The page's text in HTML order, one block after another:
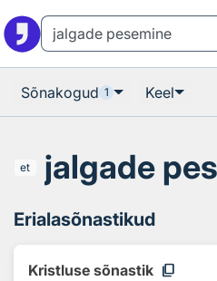
Sõnakogud 1 Keel
et jalgade
Erialasõnastikud
Kristluse sõnastik content_copy